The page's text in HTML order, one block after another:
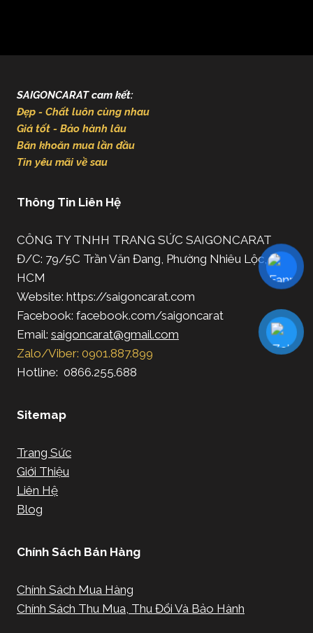
SAIGONCARAT cam kết:
Đẹp - Chất luôn cùng nhau
Giá tốt - Bảo hành lâu
Băn khoăn mua lần đầu
Tin yêu mãi về sau
Thông Tin Liên Hệ
CÔNG TY TNHH TRANG SỨC SAIGONCARAT
Đ/C: 79/5C Trần Văn Đang, Phường Nhiêu Lộc, TP.
HCM
Website: https://saigoncarat.com
Facebook: facebook.com/saigoncarat
Email: saigoncarat@gmail.com
Zalo/Viber: 0901.887.899
Hotline: 0866.255.688
Sitemap
Trang Sức
Giới Thiệu
Liên Hệ
Blog
Chính Sách Bán Hàng
Chính Sách Mua Hàng
Chính Sách Thu Mua, Thu Đổi Và Bảo Hành